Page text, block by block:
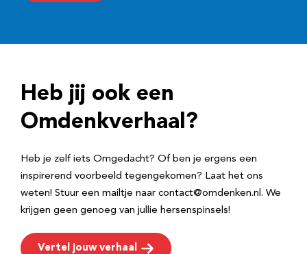
r
e
Heb jij ook een
Omdenkverhaal?
Heb je zelf iets Omgedacht? Of ben je ergens een
inspirerend voorbeeld tegengekomen? Laat het ons
weten! Stuur een mailtje naar contact@omdenken.nl. We
krijgen geen genoeg van jullie hersenspinsels!
Vertel jouw verhaal